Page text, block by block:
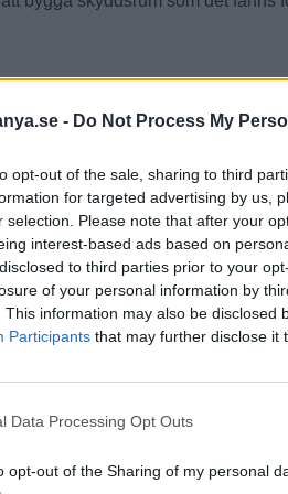
- Do Not Process My
opt-out of the sale, sharing to third
for targeted advertising by us,
selection. Please note that after your
interest-based ads based on
to third parties prior to your
of your personal information by
This information may also be disclosed
Participants that may further disclose it
Data Processing Opt Outs
opt-out of the Sharing of my personal
finns frågan om skyddsrum med
anledningar som att det skulle
på platsen. Därav har det inte
där skyddsrum hade kunnat
har ukrainare inte haft
utrymmen vilket Anette menar
ett skyddsrum så kommer man
eller har svårt att röra sig är det
i sig är ett intressant mål.
förbi saker förbi Vallentuna.